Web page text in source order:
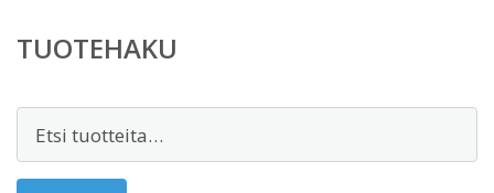
TUOTEHAKU